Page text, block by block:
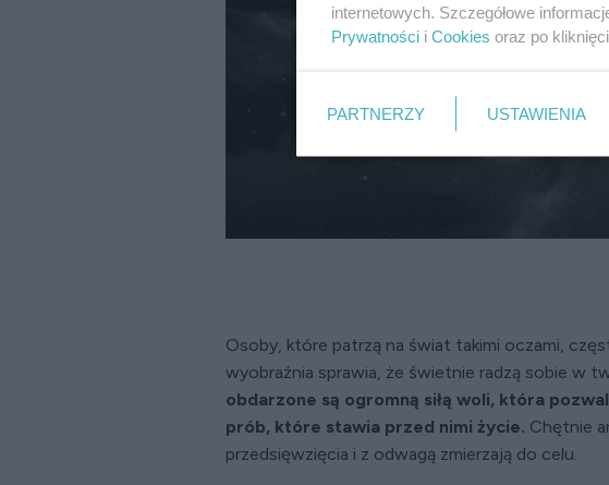
Osoby, które patrzą na świat takimi oczami,
wyobraźnia sprawia, że świetnie radzą sobie w
obdarzone są ogromną siłą woli, która
prób, które stawia przed nimi życie. Chętnie
przedsięwzięcia i z odwagą zmierzają do celu.
internetowych. Szczegółowe
Prywatności i Cookies oraz po
PARTNERZY USTAWIENIA